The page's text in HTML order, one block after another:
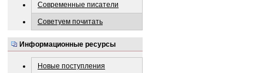
Современные писатели
Советуем почитать
Информационные ресурсы
Новые поступления